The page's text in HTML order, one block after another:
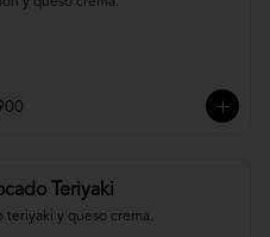
Teriyaki
teriyaki y queso crema.